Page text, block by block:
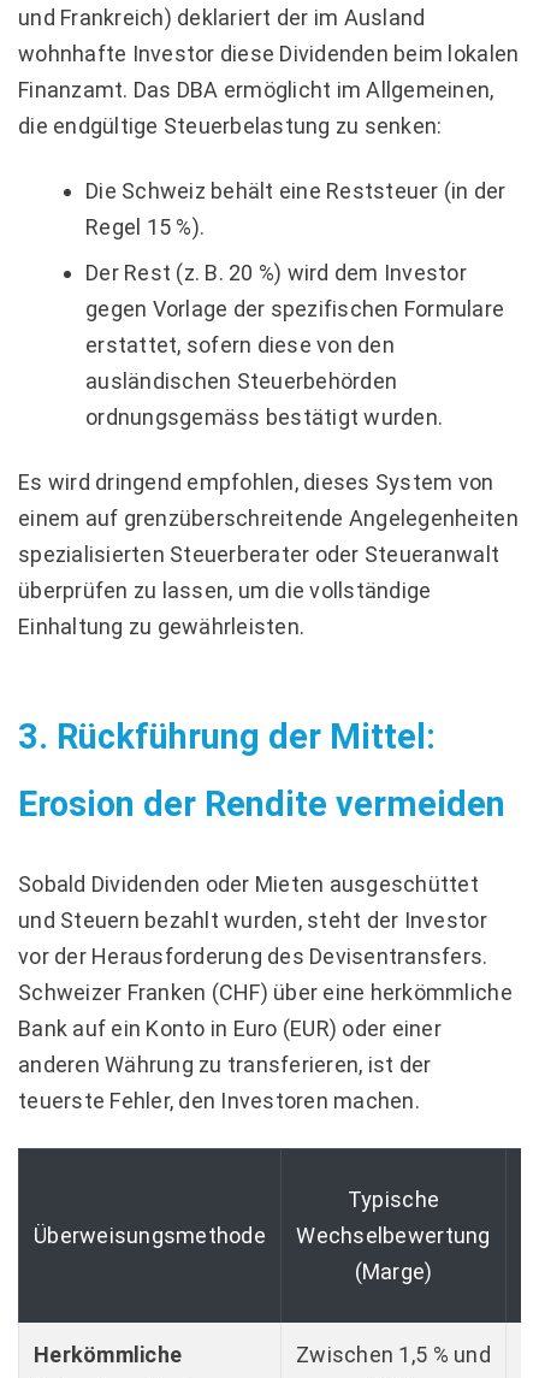
und Frankreich) deklariert der im Ausland
wohnhafte Investor diese Dividenden beim lokalen
Finanzamt. Das DBA ermöglicht im Allgemeinen,
die endgültige Steuerbelastung zu senken:
Die Schweiz behält eine Reststeuer (in der
Regel 15 %).
Der Rest (z. B. 20 %) wird dem Investor
gegen Vorlage der spezifischen Formulare
erstattet, sofern diese von den
ausländischen Steuerbehörden
ordnungsgemäss bestätigt wurden.
Es wird dringend empfohlen, dieses System von
einem auf grenzüberschreitende Angelegenheiten
spezialisierten Steuerberater oder Steueranwalt
überprüfen zu lassen, um die vollständige
Einhaltung zu gewährleisten.
3. Rückführung der Mittel:
Erosion der Rendite vermeiden
Sobald Dividenden oder Mieten ausgeschüttet
und Steuern bezahlt wurden, steht der Investor
vor der Herausforderung des Devisentransfers.
Schweizer Franken (CHF) über eine herkömmliche
Bank auf ein Konto in Euro (EUR) oder einer
anderen Währung zu transferieren, ist der
teuerste Fehler, den Investoren machen.
Überweisungsmethode
Typische
Wechselbewertung
(Marge)
Herkömmliche
Zwischen 1,5 % und